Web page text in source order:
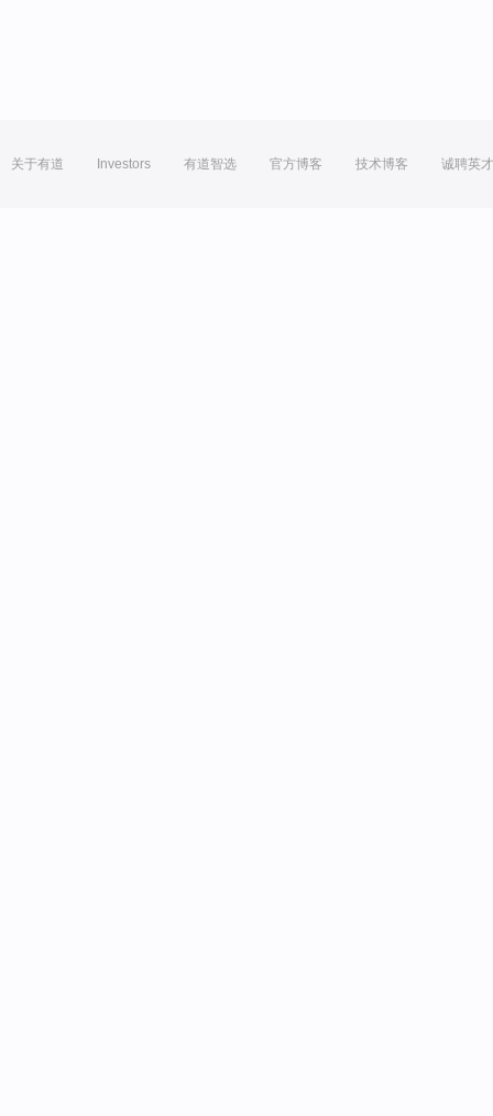
关于有道 Investors 有道智选 官方博客 技术博客 诚聘英才